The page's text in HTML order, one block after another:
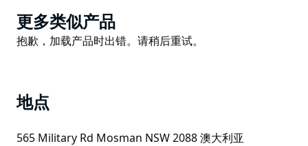
Product
List
更多类似产品
Product
抱歉，加载产品时出错。请稍后重试。
地点
565 Military Rd Mosman NSW 2088 澳大利亚